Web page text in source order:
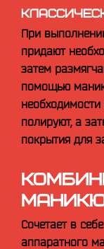
При
придают
затем
помощью
полируют, а
покрытия для
Сочетает в
аппаратного